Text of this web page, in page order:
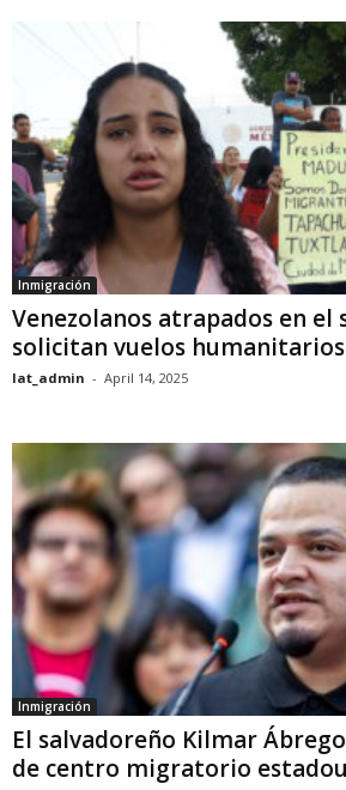
Inmigración
Venezolanos atrapados en el
solicitan vuelos humanitarios
lat_admin - April 14, 2025
Inmigración
El salvadoreño Kilmar
de centro migratorio